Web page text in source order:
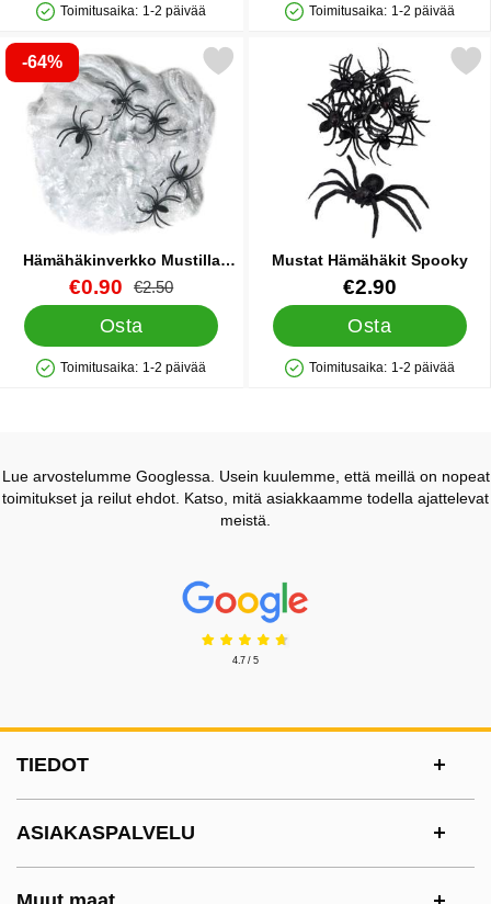
Saatavuus: Varastossa
Toimitusaika: 1-2 päivää
Saatavuus: Varastossa
Toimitusaika: 1-2 päivää
-64%
Hämähäkinverkko Mustilla
Hämähäkeillä 40g
Tuote.nro 38697
uusi hinta
€0.90 vanha hinta
€2.50
Osta
Saatavuus: Varastossa
Toimitusaika: 1-2 päivää
hämähäkinverkko Mustilla Hämähäkeillä 40g suosikiksi
Mustat Hämähäkit Spooky
Tuote.nro 18991
€2.90
Osta
Saatavuus: Varastossa
Toimitusaika: 1-2 päivää
Merkitse mustat
Lue arvostelumme Googlessa. Usein kuulemme, että meillä on nopeat
toimitukset ja reilut ehdot. Katso, mitä asiakkaamme todella ajattelevat
meistä.
Prisjakt Arvostelu: 4.7 Tähdet
4.7 / 5
TIEDOT
ASIAKASPALVELU